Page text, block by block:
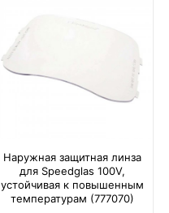
Наружная защитная линза
для Speedglas 100V,
устойчивая к повышенным
температурам (777070)